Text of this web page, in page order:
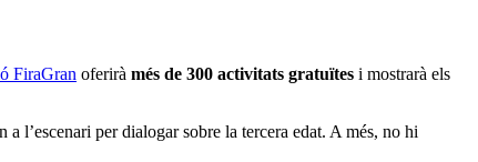
FiraGran oferirà més de 300 activitats gratuïtes i mostrarà els
a l’escenari per dialogar sobre la tercera edat. A més, no hi